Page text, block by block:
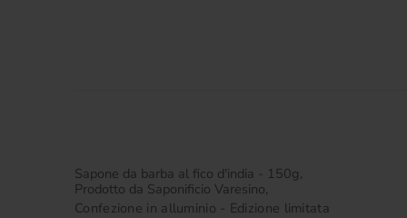
Sapone da barba al fico d'india - 150g,
Prodotto da Saponificio Varesino,
Confezione in alluminio - Edizione limitata